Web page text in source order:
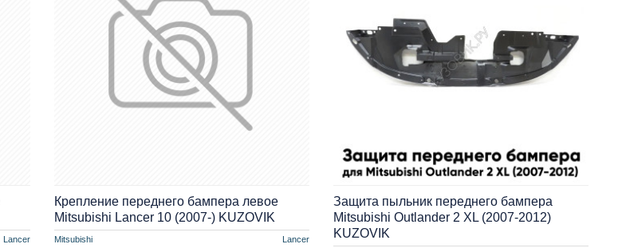
Lancer Mitsubishi Lancer
Крепление переднего бампера левое
Mitsubishi Lancer 10 (2007-) KUZOVIK
Защита пыльник переднего бампера
Mitsubishi Outlander 2 XL (2007-2012)
KUZOVIK